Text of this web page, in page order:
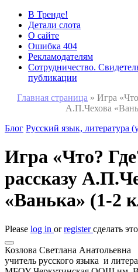
В Тренде!
Детали слота
О сайте
Ошибка 404
Рекламодателям
Сотрудничество.
публикации
Главная страница » Игра
А.П.Чехова
Блог Русский язык, литература
Игра «Что?
рассказу
«Ванька» (1-2
Please log in orregisterсделать
Козлова Светлана Анатольевна
учитель русского языка и